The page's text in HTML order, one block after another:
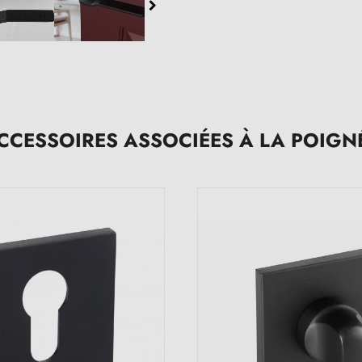
ASSOCIÉES À LA